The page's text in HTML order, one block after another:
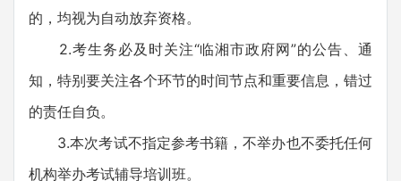
的，均视为自动放弃资格。
2.考生务必及时关注“临湘市政府网”的公告、通
知，特别要关注各个环节的时间节点和重要信息，错过
的责任自负。
3.本次考试不指定参考书籍，不举办也不委托任何
机构举办考试辅导培训班。